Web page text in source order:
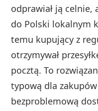
odprawiał ją celnie,
do Polski lokalnym
temu kupujący z
otrzymywał
pocztą. To
typową dla
bezproblemową